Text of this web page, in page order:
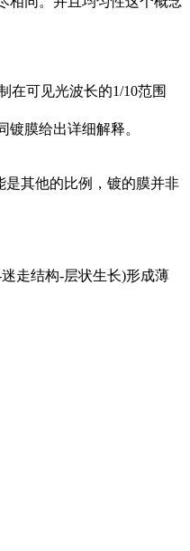
在可见光波长的1/10范围
膜给出详细解释。
是其他的比例，镀的膜并非
走结构-层状生长)形成薄